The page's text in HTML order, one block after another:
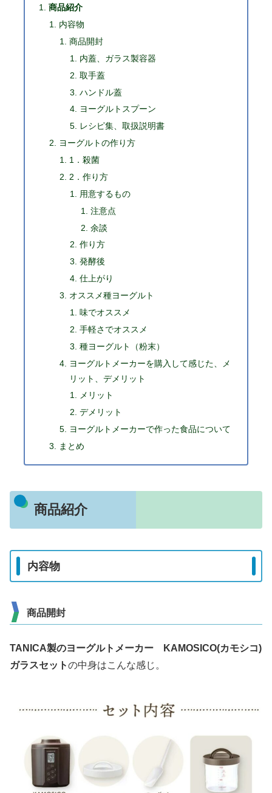
商品紹介
内容物
商品開封
内蓋、ガラス製容器
取手蓋
ハンドル蓋
ヨーグルトスプーン
レシピ集、取扱説明書
ヨーグルトの作り方
1．殺菌
2．作り方
用意するもの
注意点
余談
作り方
発酵後
仕上がり
オススメ種ヨーグルト
味でオススメ
手軽さでオススメ
種ヨーグルト（粉末）
ヨーグルトメーカーを購入して感じた、メ
リット、デメリット
メリット
デメリット
ヨーグルトメーカーで作った食品について
まとめ
商品紹介
内容物
商品開封
TANICA製のヨーグルトメーカー KAMOSICO(カモシコ)
ガラスセットの中身はこんな感じ。